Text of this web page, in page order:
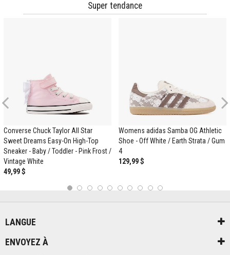
Super tendance
Previous
Converse Chuck Taylor All Star
Sweet Dreams Easy-On High-Top
Sneaker - Baby / Toddler - Pink Frost /
Vintage White
49,99 $
Womens adidas Samba OG Athletic
Shoe - Off White / Earth Strata / Gum
4
129,99 $
LANGUE
ENVOYEZ À